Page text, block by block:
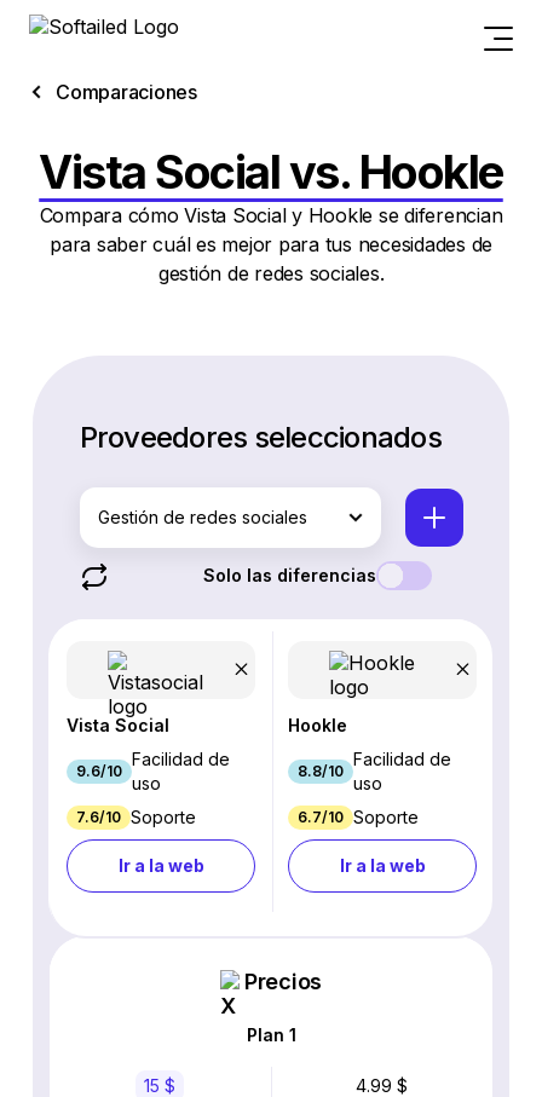
Comparaciones
Vista Social vs. Hookle
Compara cómo Vista Social y Hookle se diferencian
para saber cuál es mejor para tus necesidades de
gestión de redes sociales.
Proveedores seleccionados
Gestión de redes sociales
Solo las diferencias
Vista Social
9.6/10
Facilidad de
uso
7.6/10 Soporte
Ir a la web
Hookle
8.8/10
Facilidad de
uso
6.7/10 Soporte
Ir a la web
Precios
Plan 1
15 $ 4.99 $